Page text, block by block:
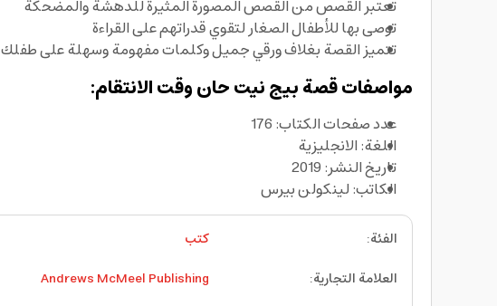
تعتبر القصص من القصص المصورة المثيرة للدهشة والمضحكة
توصى بها للأطفال الصغار لتقوي قدراتهم على القراءة
تتميز القصة بغلاف ورقي جميل وكلمات مفهومة وسهلة على طفلك
مواصفات قصة بيج نيت حان وقت الانتقام:
عدد صفحات الكتاب: 176
اللغة: الانجليزية
تاريخ النشر: 2019
الكاتب: لينكولن بيرس
الفئة:
كتب
العلامة التجارية:
Andrews McMeel Publishing